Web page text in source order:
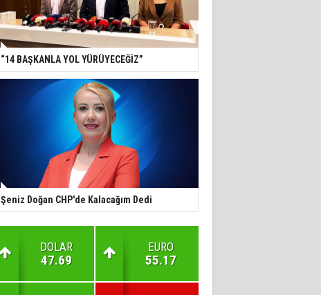
“14 BAŞKANLA YOL YÜRÜYECEĞİZ”
Şeniz Doğan CHP'de Kalacağım Dedi
DOLAR
47.69
EURO
55.17